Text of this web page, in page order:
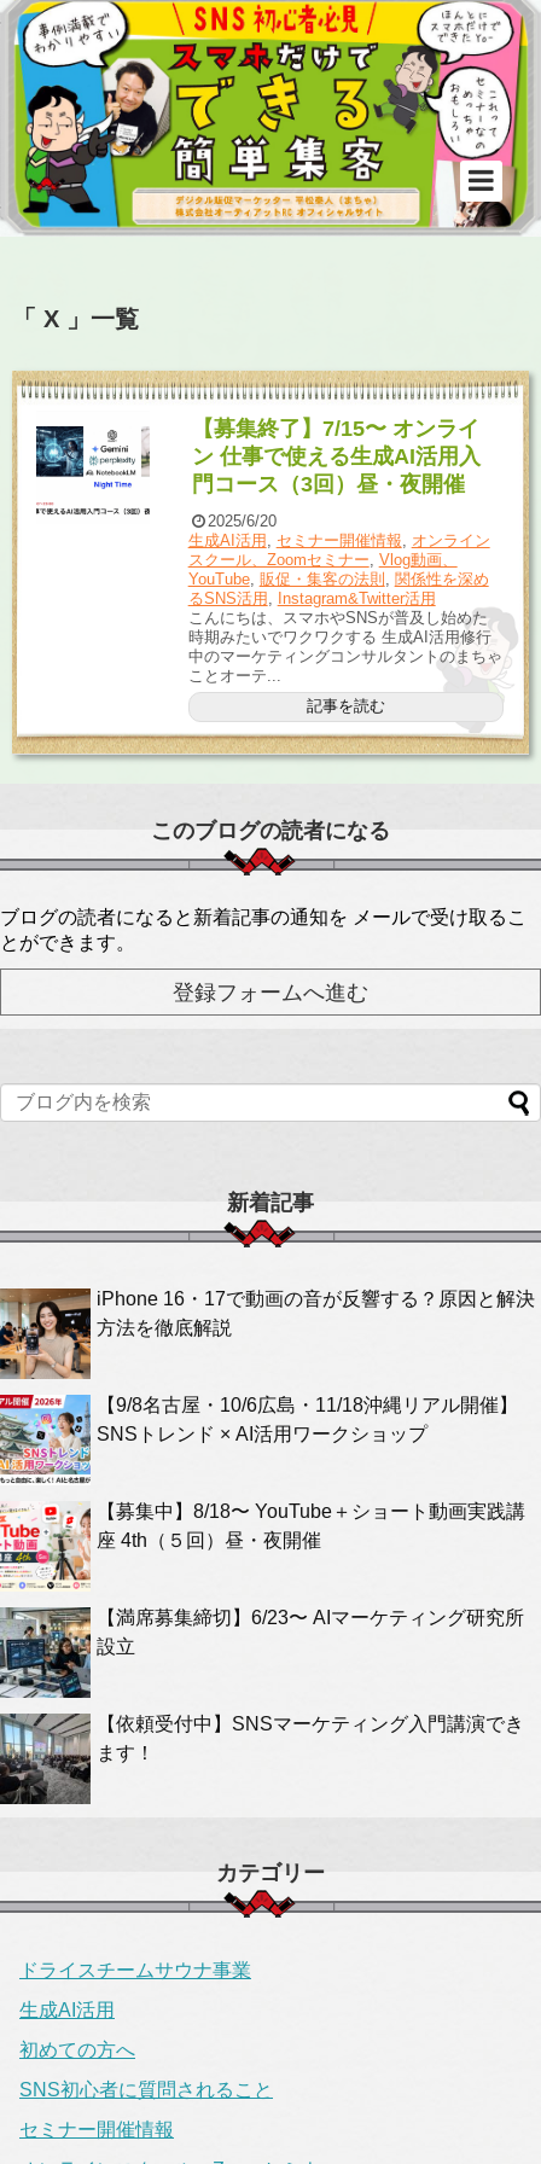
「 X 」一覧
【募集終了】7/15〜 オンライ
ン 仕事で使える生成AI活用入
門コース（3回）昼・夜開催
2025/6/20
生成AI活用 , セミナー開催情報, オンライン
スクール、Zoomセミナー, Vlog動画、
YouTube, 販促・集客の法則 , 関係性を深め
るSNS活用 , Instagram&Twitter活用
こんにちは、スマホやSNSが普及し始めた
時期みたいでワクワクする 生成AI活用修行
中のマーケティングコンサルタントのまちゃ
ことオーテ...
記事を読む
このブログの読者になる
ブログの読者になると新着記事の通知を メールで受け取るこ
とができます。
新着記事
iPhone 16・17で動画の音が反響する？原因と解決
方法を徹底解説
【9/8名古屋・10/6広島・11/18沖縄リアル開催】
SNSトレンド × AI活用ワークショップ
【募集中】8/18〜 YouTube＋ショート動画実践講
座 4th（５回）昼・夜開催
【満席募集締切】6/23〜 AIマーケティング研究所
設立
【依頼受付中】SNSマーケティング入門講演でき
ます！
カテゴリー
ドライスチームサウナ事業
生成AI活用
初めての方へ
SNS初心者に質問されること
セミナー開催情報